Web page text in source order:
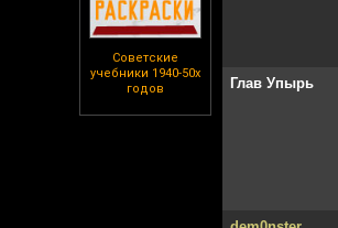
Советские
учебники 1940-50х
годов
Глав Упырь